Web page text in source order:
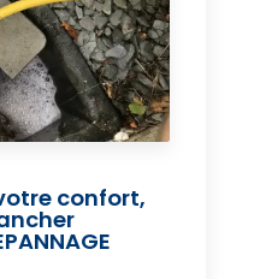
confort,